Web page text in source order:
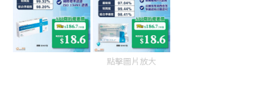
點擊圖片放大